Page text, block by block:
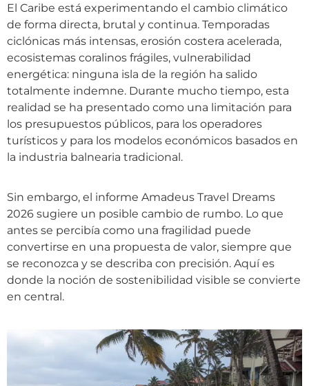
El Caribe está experimentando el cambio climático
de forma directa, brutal y continua. Temporadas
ciclónicas más intensas, erosión costera acelerada,
ecosistemas coralinos frágiles, vulnerabilidad
energética: ninguna isla de la región ha salido
totalmente indemne. Durante mucho tiempo, esta
realidad se ha presentado como una limitación para
los presupuestos públicos, para los operadores
turísticos y para los modelos económicos basados en
la industria balnearia tradicional.
Sin embargo, el informe Amadeus Travel Dreams
2026 sugiere un posible cambio de rumbo. Lo que
antes se percibía como una fragilidad puede
convertirse en una propuesta de valor, siempre que
se reconozca y se describa con precisión. Aquí es
donde la noción de sostenibilidad visible se convierte
en central.